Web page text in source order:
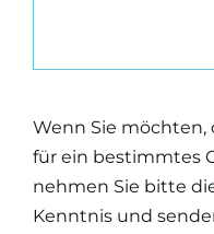
Wenn Sie möchten,
für ein bestimmtes
nehmen Sie bitte
Kenntnis und